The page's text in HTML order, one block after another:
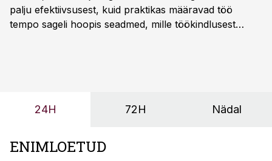
palju efektiivsusest, kuid praktikas määravad töö
tempo sageli hoopis seadmed, mille töökindlusest
24H 72H Nädal
ENIMLOETUD